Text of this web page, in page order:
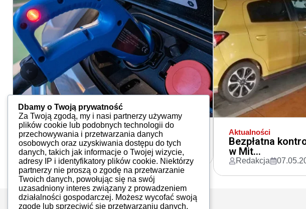
Aktualności
Ile eko w eko?
Redakcja 09.06.2022
Aktualności
Bezpłatna
w Mit...
Redakcja
Dbamy o Twoją prywatność
Za Twoją zgodą, my i nasi partnerzy używamy
plików cookie lub podobnych technologii do
przechowywania i przetwarzania danych
osobowych oraz uzyskiwania dostępu do tych
danych, takich jak informacje o Twojej wizycie,
adresy IP i identyfikatory plików cookie. Niektórzy
partnerzy nie proszą o zgodę na przetwarzanie
Twoich danych, powołując się na swój
uzasadniony interes związany z prowadzeniem
działalności gospodarczej. Możesz wycofać swoją
zgodę lub sprzeciwić się przetwarzaniu danych,